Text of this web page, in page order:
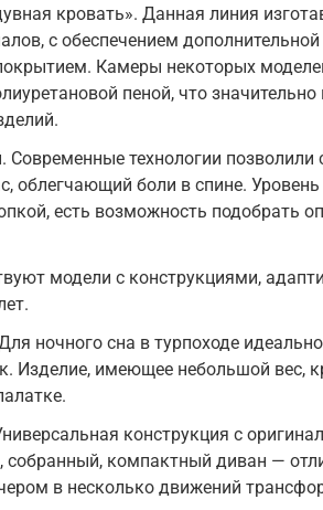
кровать». Данная линия
с обеспечением
Камеры некоторых
пеной, что значительно
Современные технологии
облегчающий боли в спине. Уровень
есть возможность подобрать
модели с конструкциями,
ночного сна в турпоходе
Изделие, имеющее небольшой вес,
конструкция с
компактный диван —
в несколько движений